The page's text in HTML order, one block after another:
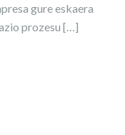
gure eskaera
prozesu […]